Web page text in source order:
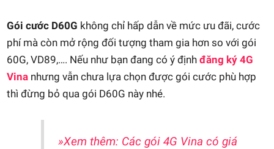
Gói cước D60G không chỉ hấp dẫn về mức ưu đãi, cước
phí mà còn mở rộng đối tượng tham gia hơn so với gói
60G, VD89,…. Nếu như bạn đang có ý định đăng ký 4G
Vina nhưng vẫn chưa lựa chọn được gói cước phù hợp
thì đừng bỏ qua gói D60G này nhé.
»Xem thêm: Các gói 4G Vina có giá